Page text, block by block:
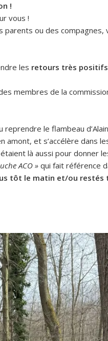
!
vous !
parents ou des compagnes,
les retours très
membres de la
reprendre le flambeau
amont, et s’accélère dans
étaient là aussi pour donner
ACO » qui fait référence
tôt le matin et/ou restés